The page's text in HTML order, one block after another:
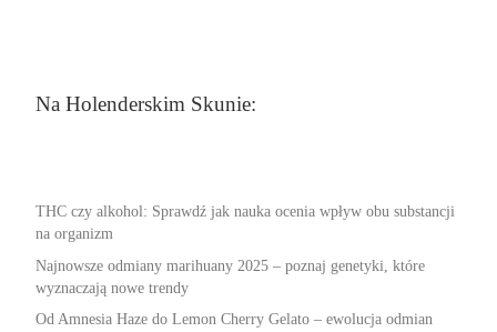
Na Holenderskim Skunie:
THC czy alkohol: Sprawdź jak nauka ocenia wpływ obu substancji
na organizm
Najnowsze odmiany marihuany 2025 – poznaj genetyki, które
wyznaczają nowe trendy
Od Amnesia Haze do Lemon Cherry Gelato – ewolucja odmian